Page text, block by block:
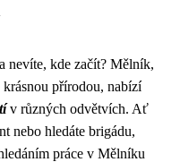
nevíte, kde začít? Mělník,
krásnou přírodou, nabízí
v různých odvětvích. Ať
nebo hledáte brigádu,
práce v Mělníku